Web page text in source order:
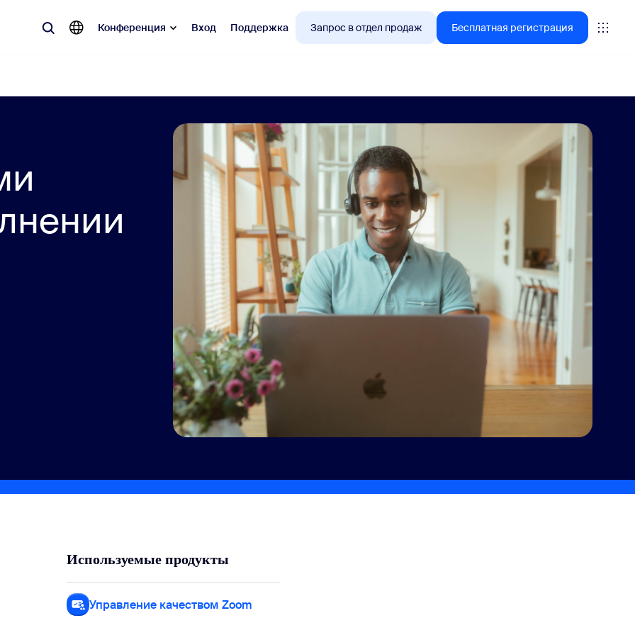
Конференция Вход Поддержка Запрос в отдел продаж Бесплатная регистрация
Zoom, наиболее востребованные у клиентов.
Meetings
Rooms
Canvas
Аналитика работы с клиентами
Используемые продукты
Управление качеством Zoom